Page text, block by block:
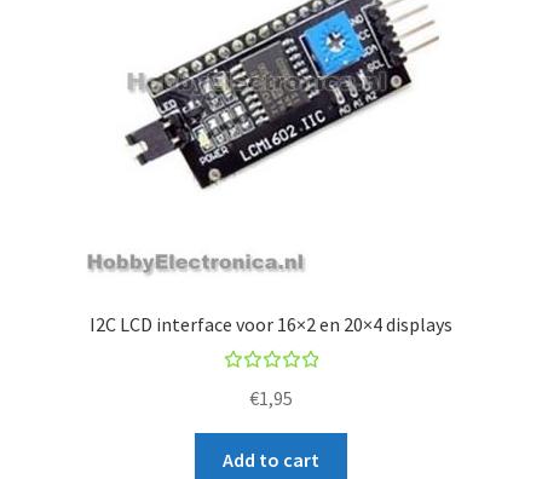
I2C LCD interface voor 16×2 en 20×4 displays
out
of 5
€1,95
Add to cart